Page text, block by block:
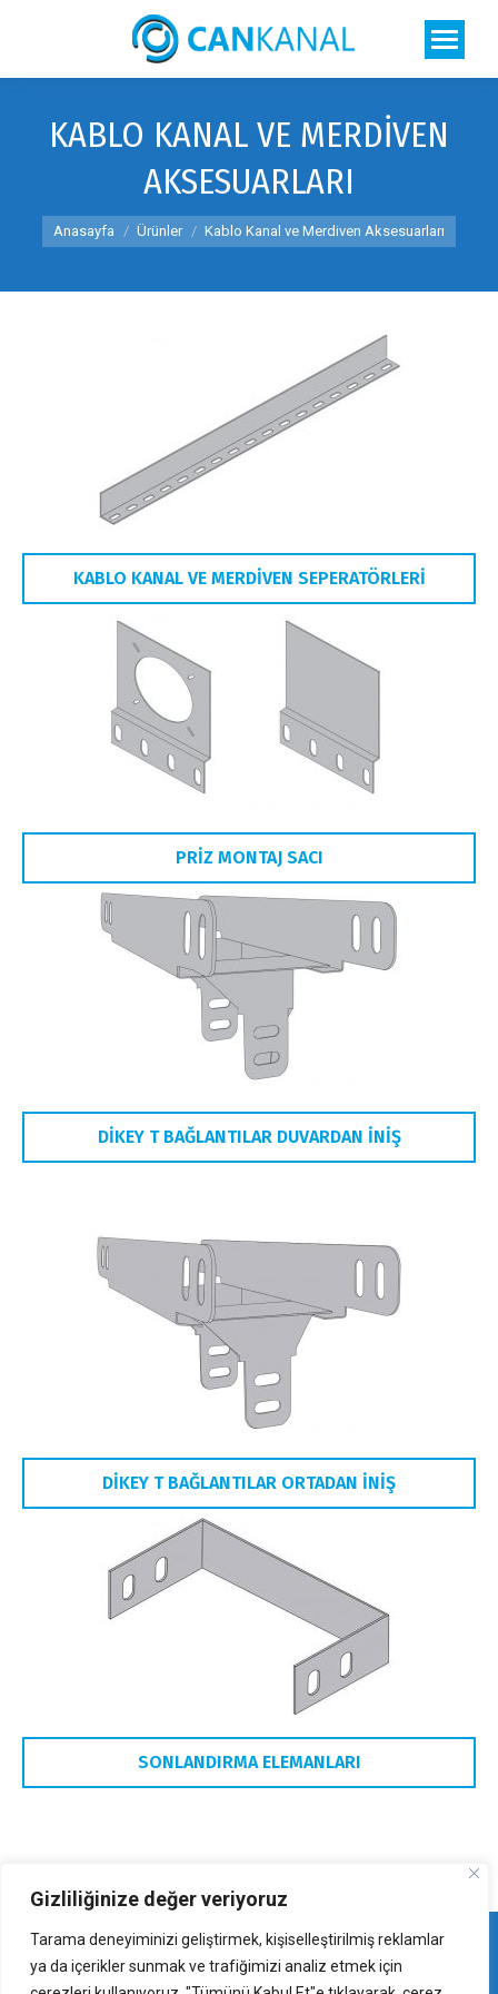
Gizliliğinize değer veriyoruz
Tarama deneyiminizi geliştirmek, kişiselleştirilmiş reklamlar
ya da içerikler sunmak ve trafiğimizi analiz etmek için
KABLO KANAL VE MERDIVEN
AKSESUARLARI
You are here:
Anasayfa Ürünler Kablo Kanal ve Merdiven Aksesuarları
KABLO KANAL VE MERDİVEN SEPERATÖRLERİ
PRİZ MONTAJ SACI
DİKEY T BAĞLANTILAR DUVARDAN İNİŞ
DİKEY T BAĞLANTILAR ORTADAN İNİŞ
SONLANDIRMA ELEMANLARI